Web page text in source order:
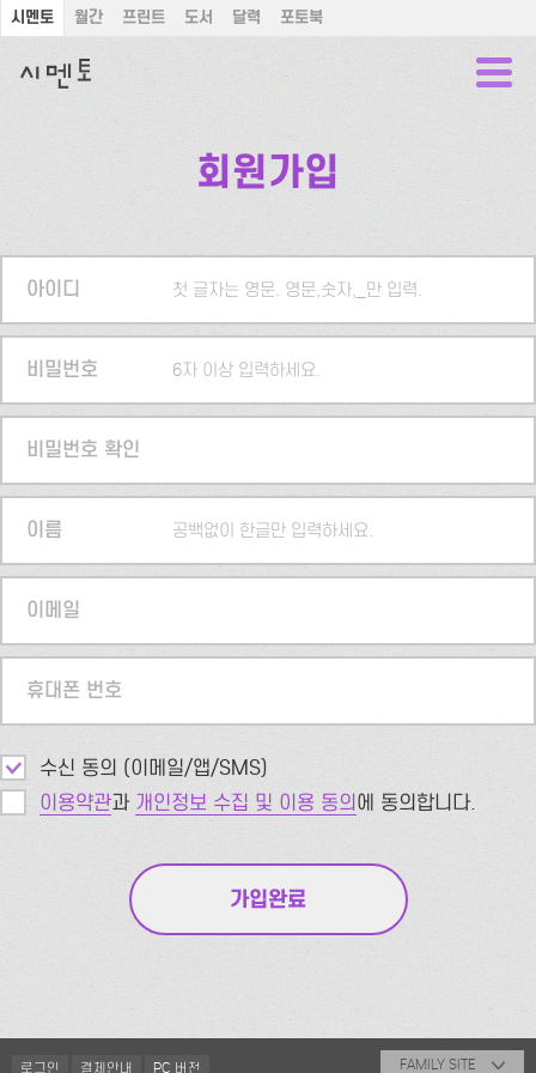
시멘토 월간 프린트 도서 달력 포토북
회원가입
아이디 첫 글자는 영문. 영문,숫자,_만 입력.
비밀번호 6자 이상 입력하세요.
비밀번호 확인
이름 공백없이 한글만 입력하세요.
이메일
휴대폰 번호
수신 동의 (이메일/앱/SMS)
이용약관과 개인정보 수집 및 이용 동의에 동의합니다.
로그인 결제안내 PC 버전 FAMILY SITE